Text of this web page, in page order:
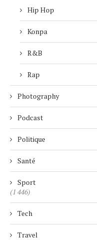
Hip Hop
Konpa
R&B
Rap
Photography
Podcast
Politique
Santé
Sport
(1 446)
Tech
Travel